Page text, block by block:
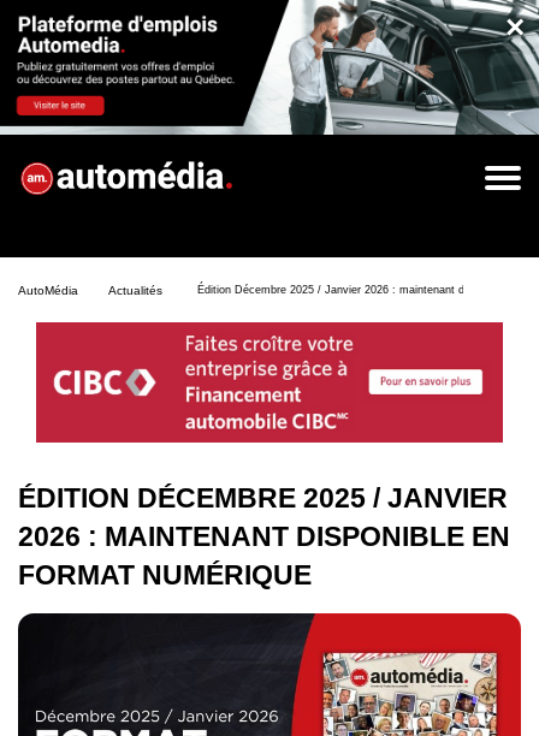
×
AutoMédia Actualités Édition Décembre 2025 / Janvier 2026 : maintenant disponible en
ÉDITION DÉCEMBRE 2025 / JANVIER
2026 : MAINTENANT DISPONIBLE EN
FORMAT NUMÉRIQUE